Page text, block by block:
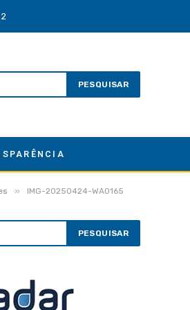
» IMG-20250424-WA0165